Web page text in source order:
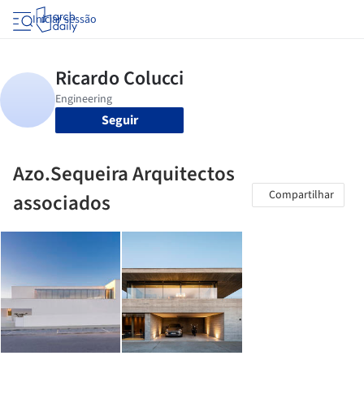
Iniciar sessão
Seguir
Azo.Sequeira Arquitectos
associados
Compartilhar